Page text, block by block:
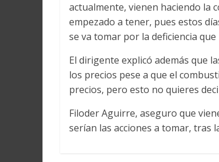
actualmente, vienen haciendo la
empezado a tener, pues estos
se va tomar por la deficiencia
El dirigente explicó además que
los precios pese a que el
precios, pero esto no quieres
Filoder Aguirre, aseguro que
serían las acciones a tomar, tras